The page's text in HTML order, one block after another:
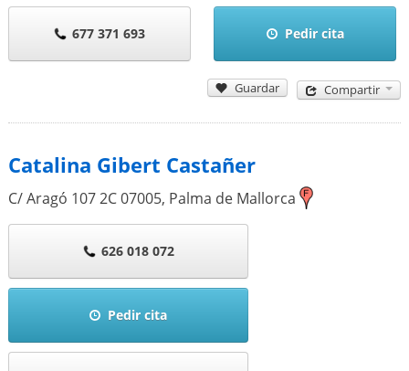
677 371 693 Pedir cita
Guardar Compartir
Catalina Gibert Castañer
C/ Aragó 107 2C07005, Palma de Mallorca
626 018 072
Pedir cita